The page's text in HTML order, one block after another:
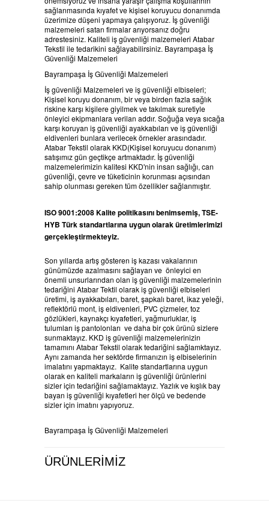
REFERANSLAR
KAMPANYA
SİPARİŞ LİSTESİ
İLETİŞİM
sağlanmasında kıyafet ve kişisel koruyucu donanımda
üzerimize düşeni yapmaya çalışıyoruz. İş güvenliği
malzemeleri satan firmalar arıyorsanız doğru
adrestesiniz. Kaliteli iş güvenliği malzemeleri Atabar
Tekstil ile tedarikini sağlayabilirsiniz. Bayrampaşa İş
Güvenliği Malzemeleri
Bayrampaşa İş Güvenliği Malzemeleri
İş güvenliği Malzemeleri ve iş güvenliği elbiseleri;
Kişisel koruyu donanım, bir veya birden fazla sağlık
riskine karşı kişilere giyilmek ve takılmak suretiyle
önleyici ekipmanlara verilan addır. Soğuğa veya sıcağa
karşı koruyan iş güvenliği ayakkabıları ve iş güvenliği
eldivenleri bunlara verilecek örnekler arasındadır.
Atabar Tekstil olarak KKD(Kişisel koruyucu donanım)
satışımız gün geçtikçe artmaktadır. İş güvenliği
malzemelerimizin kalitesi KKD'nin insan sağlığı, can
güvenliği, çevre ve tüketicinin korunması açısından
sahip olunması gereken tüm özellikler sağlanmıştır.
ISO 9001:2008 Kalite politikasını benimsemiş, TSE-
HYB Türk standartlarına uygun olarak üretimlerimizi
gerçekleştirmekteyiz.
Son yıllarda artış gösteren iş kazası vakalarının
günümüzde azalmasını sağlayan ve önleyici en
önemli unsurlarından olan iş güvenliği malzemelerinin
tedariğini Atabar Tektil olarak iş güvenliği elbiseleri
üretimi, iş ayakkabıları, baret, şapkalı baret, ikaz yeleği,
reflektörlü mont, iş eldivenleri, PVC çizmeler, toz
gözlükleri, kaynakçı kıyafetleri, yağmurluklar, iş
tulumları iş pantolonları ve daha bir çok ürünü sizlere
sunmaktayız. KKD iş güvenliği malzemelerinizin
tamamını Atabar Tekstil olarak tedariğini sağlamktayız.
Aynı zamanda her sektörde firmanızın iş elbiselerinin
imalatını yapmaktayız. Kalite standartlarına uygun
olarak en kaliteli markaların iş güvenliği ürünlerini
sizler için tedariğini sağlamaktayız. Yazlık ve kışlık bay
bayan iş güvenliği kıyafetleri her ölçü ve bedende
sizler için imatını yapıyoruz.
Bayrampaşa İş Güvenliği Malzemeleri
ÜRÜNLERİMİZ